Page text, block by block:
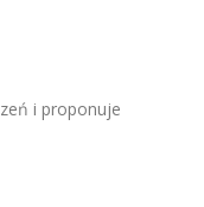
i proponuje